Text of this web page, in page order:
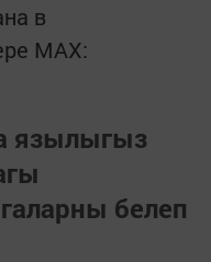
в
MАХ:
язылыгыз
белеп